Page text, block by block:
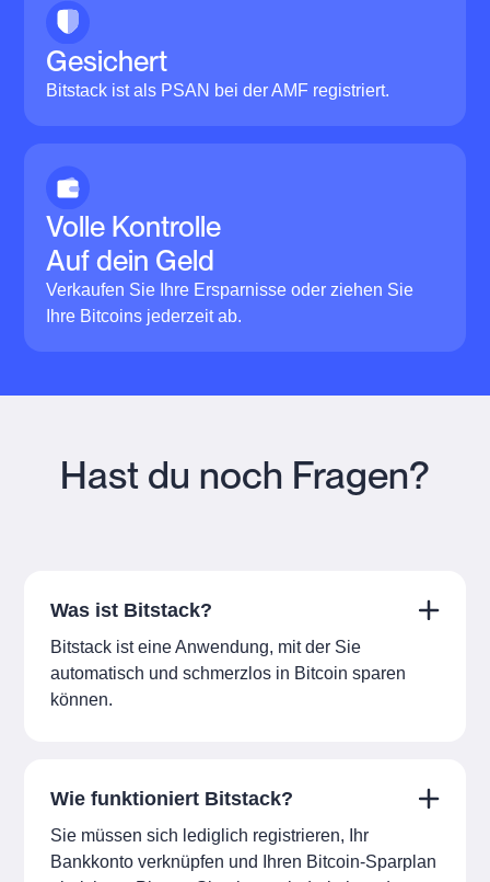
Gesichert
Bitstack ist als PSAN bei der AMF registriert.
Volle Kontrolle
Auf dein Geld
Verkaufen Sie Ihre Ersparnisse oder ziehen Sie
Ihre Bitcoins jederzeit ab.
Hast du noch Fragen?
Was ist Bitstack?
Bitstack ist eine Anwendung, mit der Sie
automatisch und schmerzlos in Bitcoin sparen
können.
Wie funktioniert Bitstack?
Sie müssen sich lediglich registrieren, Ihr
Bankkonto verknüpfen und Ihren Bitcoin-Sparplan